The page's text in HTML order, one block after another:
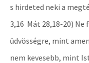
s hirdeted neki a
3,16 Mát 28,18-20) Ne
üdvösségre, mint
nem kevesebb, mint